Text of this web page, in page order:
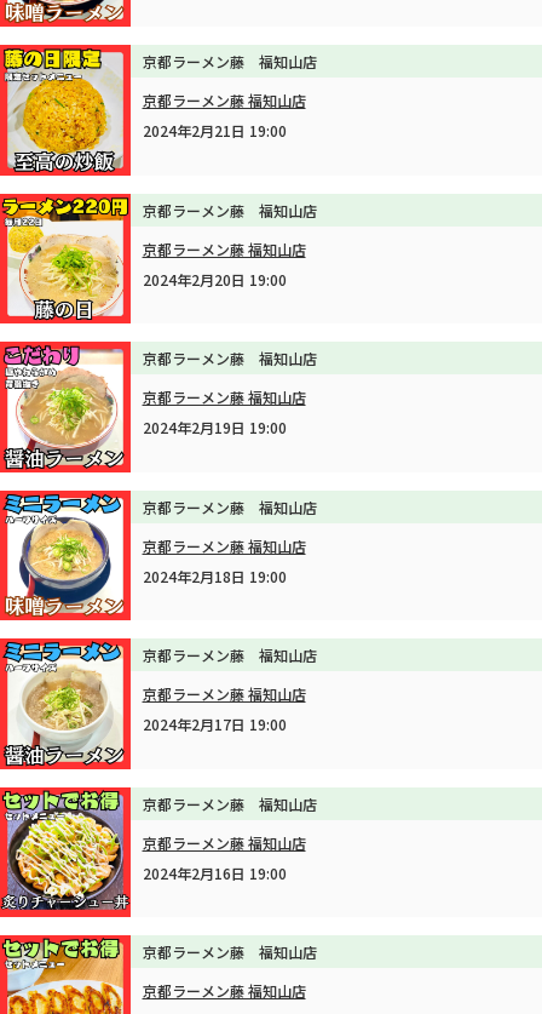
京都ラーメン藤 福知山店
京都ラーメン藤 福知山店
2024年2月21日 19:00
京都ラーメン藤 福知山店
京都ラーメン藤 福知山店
2024年2月20日 19:00
京都ラーメン藤 福知山店
京都ラーメン藤 福知山店
2024年2月19日 19:00
京都ラーメン藤 福知山店
京都ラーメン藤 福知山店
2024年2月18日 19:00
京都ラーメン藤 福知山店
京都ラーメン藤 福知山店
2024年2月17日 19:00
京都ラーメン藤 福知山店
京都ラーメン藤 福知山店
2024年2月16日 19:00
京都ラーメン藤 福知山店
京都ラーメン藤 福知山店